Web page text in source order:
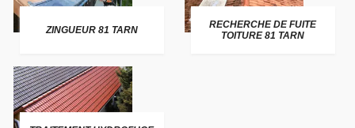
ZINGUEUR 81 TARN
RECHERCHE DE FUITE
TOITURE 81 TARN